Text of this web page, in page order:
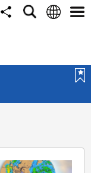
分
搜
语
选